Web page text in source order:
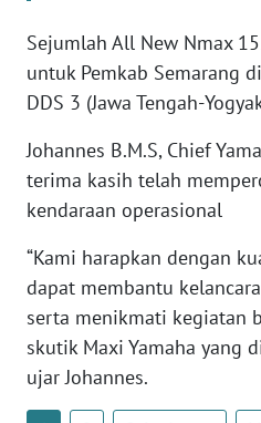
Sejumlah All New Nmax
untuk Pemkab Semarang
DDS 3 (Jawa Tengah-
Johannes B.M.S, Chief
terima kasih telah
kendaraan operasional
“Kami harapkan dengan
dapat membantu
serta menikmati kegiatan
skutik Maxi Yamaha yang
ujar Johannes.
NTT
WN
WN
PAPUA
PAPUA
BARAT
WN